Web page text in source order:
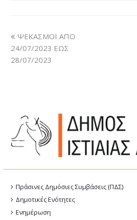
ΨΕΚΑΣΜΟΙ ΑΠΟ
24/07/2023 ΕΩΣ
28/07/2023
Πράσινες Δημόσιες Συμβάσεις (ΠΔΣ)
Δημοτικές Ενότητες
Ενημέρωση